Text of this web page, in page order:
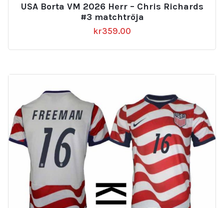
USA Borta VM 2026 Herr – Chris Richards
#3 matchtröja
kr359.00